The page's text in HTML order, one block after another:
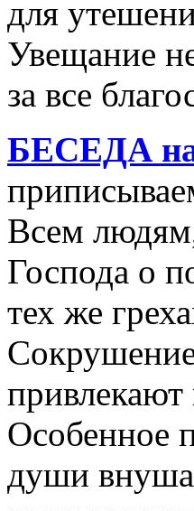
для
Увещание
за все
БЕСЕДА на
Всем
Господа о
тех же
Сокрушение
Особенное
души